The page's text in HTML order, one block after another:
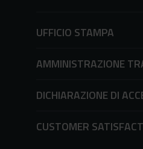
UFFICIO STAMPA
AMMINISTRAZIONE
DICHIARAZIONE DI
CUSTOMER